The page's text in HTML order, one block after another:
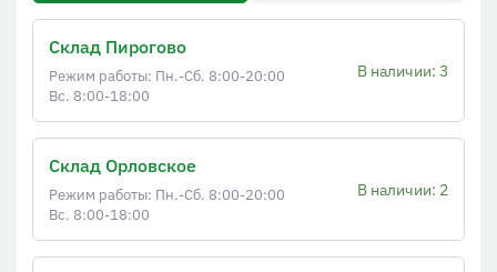
Склад Пирогово
Режим работы: Пн.-Сб. 8:00-20:00
Вс. 8:00-18:00
В наличии: 3
Склад Орловское
Режим работы: Пн.-Сб. 8:00-20:00
Вс. 8:00-18:00
В наличии: 2